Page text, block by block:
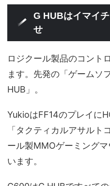
G HUBはイマイ
せ
ロジクール製品のコント
ます。先発の「ゲームソ
HUB」。
YukioはFF14のプレイに
「タクティカルアサルト
ール製MMOゲーミング
います。